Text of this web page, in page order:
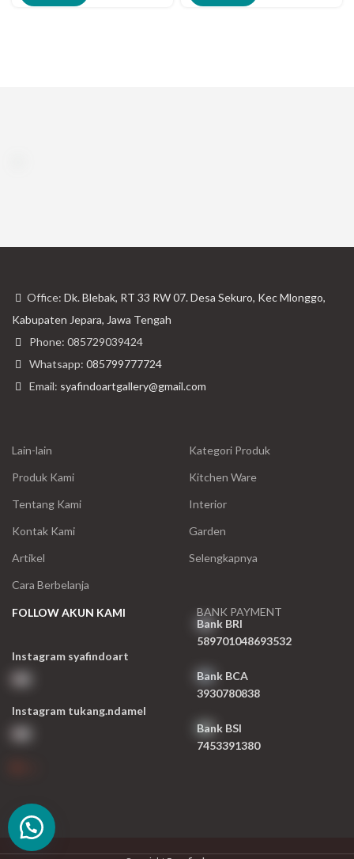
Office: Dk. Blebak, RT 33 RW 07. Desa Sekuro, Kec Mlonggo,
Kabupaten Jepara, Jawa Tengah
Phone: 085729039424
Whatsapp: 085799777724
Email: syafindoartgallery@gmail.com
Lain-lain
Produk Kami
Tentang Kami
Kontak Kami
Artikel
Cara Berbelanja
Kategori Produk
Kitchen Ware
Interior
Garden
Selengkapnya
FOLLOW AKUN KAMI
Instagram syafindoart
Instagram tukang.ndamel
BANK PAYMENT
Bank BRI
589701048693532
Bank BCA
3930780838
Bank BSI
7453391380